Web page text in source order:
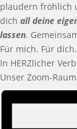
plaudern fröhlich
dich all deine
lassen.
Für mich. Für
In HERZlicher
Unser Zoom-